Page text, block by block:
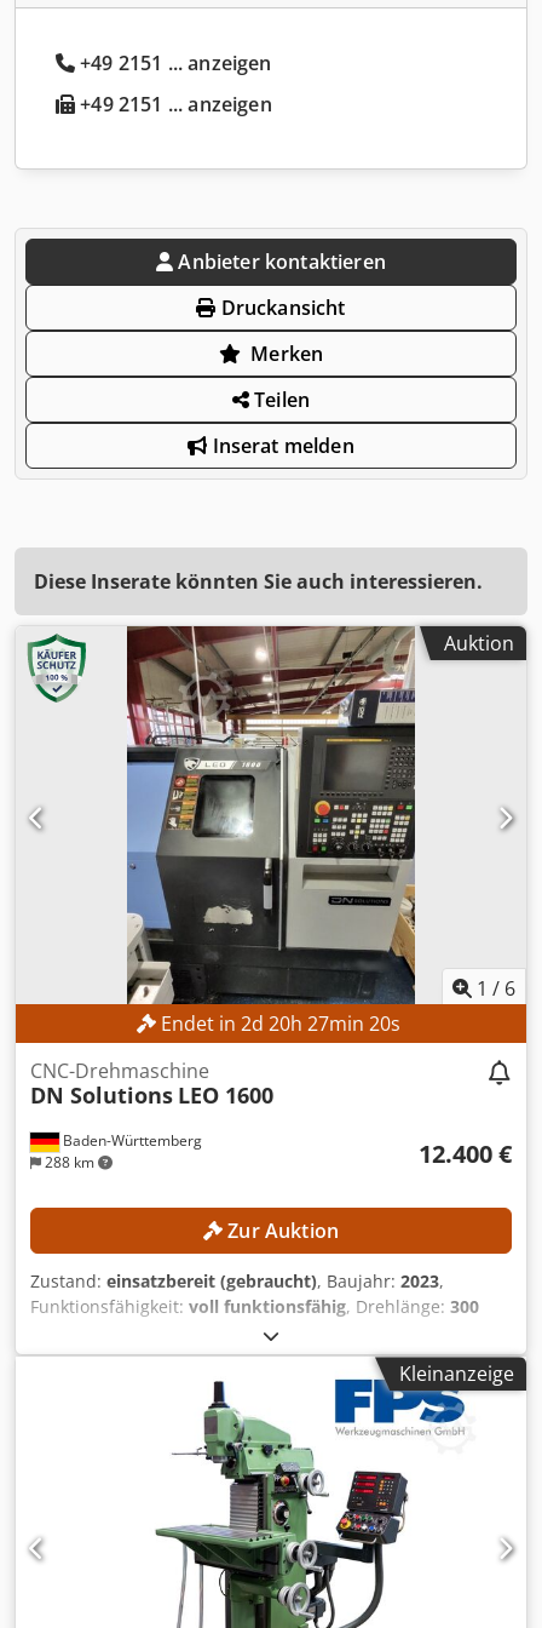
+49 2151 ... anzeigen
+49 2151 ... anzeigen
Anbieter kontaktieren
Druckansicht
Merken
Teilen
Inserat melden
Diese Inserate könnten Sie auch interessieren.
Auktion
1 / 6
Endet in 2d 20h 27min 18s
Baden-Württemberg
288 km
CNC-Drehmaschine
DN Solutions LEO 1600
12.400 €
Zur Auktion
Zustand: einsatzbereit (gebraucht), Baujahr: 2023,
Funktionsfähigkeit: voll funktionsfähig, Drehlänge: 300
300 mm
mm, Spindeldrehzahl (max.):4.500 U/min,
FANUC CNC
, Die Maschine kann gerne
mit einer Vorlaufzeit von drei Tagen besichtigt werden.
Djdpfx Aeznb Ntob Rock TECHNISCHE DETAILS
Drehdurchmesser max.: ca. 300 mm Drehlänge max.: ca.
300 mm Spindelbohrungsdurchmesser: ca. 52 mm
Hauptspindeldrehzahl max.: 4.500 U/min
Werkzeugrevolver: 12 Stationen MASCHINEN-DETAILS
Steuerung: FANUC CNC Maschinengewicht: ca. 2.200 kg
Betriebsstunden: ca. 6.458 h Spindelstunden: ca. 4.300 h
Spannung: AC 380 V (mit oder ohne Transformator)
Kleinanzeige